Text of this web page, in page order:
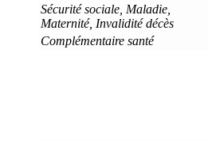
Sécurité sociale, Maladie,
Maternité, Invalidité décès
Complémentaire santé